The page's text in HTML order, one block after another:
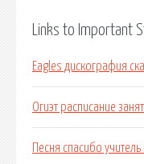
Links to Important
Eagles дискография
Огиэт расписание
Песня спасибо